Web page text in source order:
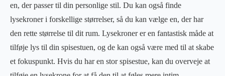
en, der passer til din personlige stil. Du kan også finde
lysekroner i forskellige størrelser, så du kan vælge en, der har
den rette størrelse til dit rum. Lysekroner er en fantastisk måde at
tilføje lys til din spisestuen, og de kan også være med til at skabe
et fokuspunkt. Hvis du har en stor spisestue, kan du overveje at